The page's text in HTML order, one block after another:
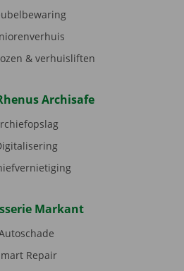
& verhuisliften
Archisafe
Markant
Repair